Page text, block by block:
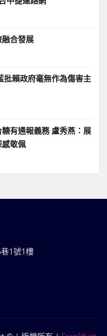
合發展
批賴政府毫無作為傷害主
有通報義務 盧秀燕：展
敬佩
1號1樓